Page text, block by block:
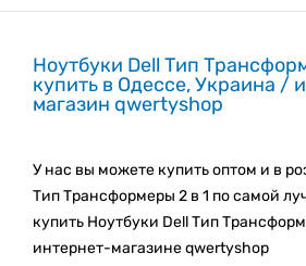
Ноутбуки Dell Тип
купить в Одессе, Украина /
магазин qwertyshop
У нас вы можете купить оптом и в
Тип Трансформеры 2 в 1 по самой
купить Ноутбуки Dell Тип
интернет-магазине qwertyshop